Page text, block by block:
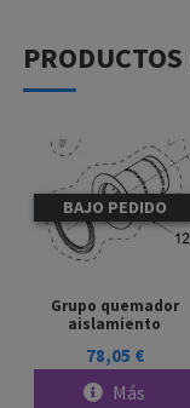
PRODUCTOS
BAJO PEDIDO
Grupo quemador
aislamiento
78,05 €
Más